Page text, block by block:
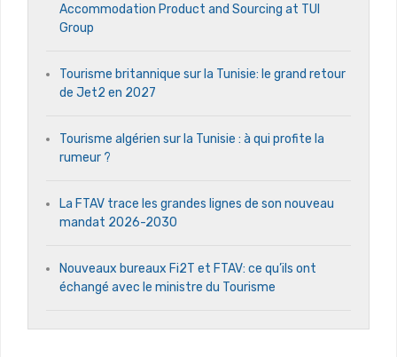
Accommodation Product and Sourcing at TUI
Group
Tourisme britannique sur la Tunisie: le grand retour
de Jet2 en 2027
Tourisme algérien sur la Tunisie : à qui profite la
rumeur ?
La FTAV trace les grandes lignes de son nouveau
mandat 2026-2030
Nouveaux bureaux Fi2T et FTAV: ce qu’ils ont
échangé avec le ministre du Tourisme